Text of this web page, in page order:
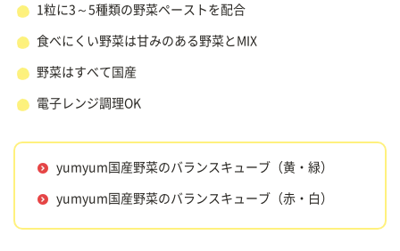
1粒に3～5種類の野菜ペーストを配合
食べにくい野菜は甘みのある野菜とMIX
野菜はすべて国産
電子レンジ調理OK
yumyum国産野菜のバランスキューブ（黄・緑）
yumyum国産野菜のバランスキューブ（赤・白）